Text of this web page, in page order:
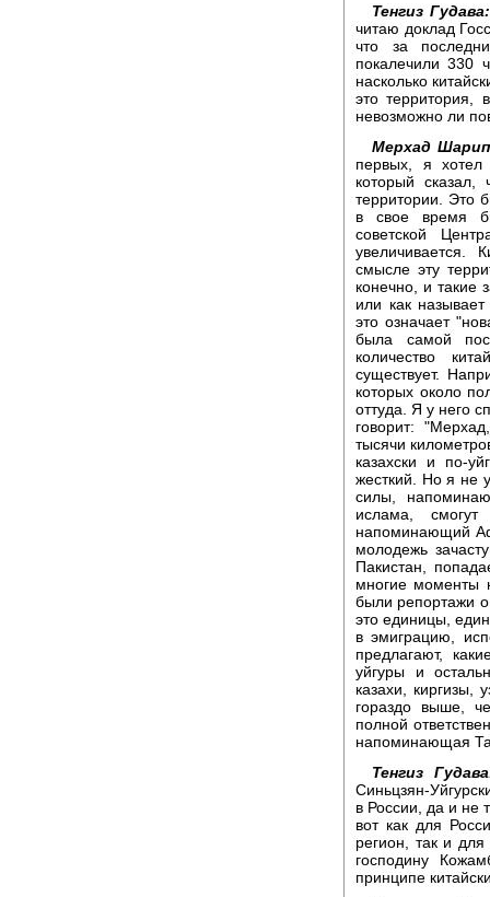
Тенгиз Гудава:
читаю доклад
что за
покалечили 330
насколько
это территория,
невозможно ли
Мерхад
первых, я
который
территории. Это
в свое время
советской
увеличивается.
смысле эту
конечно, и такие
или как
это означает
была самой
количество
существует.
которых около
оттуда. Я у него
говорит:
тысячи
казахски и по-
жесткий. Но я не
силы,
ислама,
напоминающий
молодежь
Пакистан,
многие моменты
были репортажи
это единицы,
в эмиграцию,
предлагают,
уйгуры и
казахи, киргизы,
гораздо выше,
полной
напоминающая
Тенгиз
Синьцзян-
в России, да и не
вот как для
регион, так и
господину
принципе